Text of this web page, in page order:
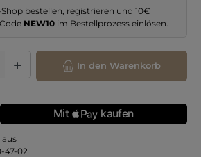
bestellen, registrieren und 10€
NEW10 im Bestellprozess einlösen.
Wert ein oder benutze die
In den Warenkorb
47-02